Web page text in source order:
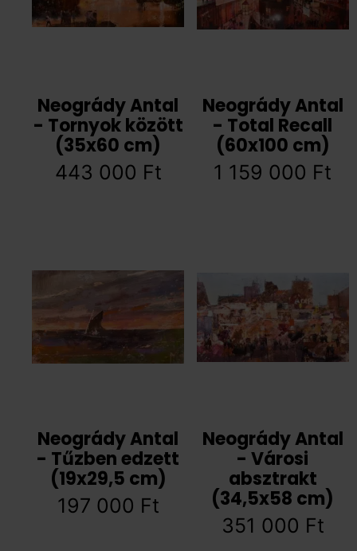
Neogrády Antal
- Tornyok között
(35x60 cm)
443 000 Ft
Neogrády Antal
- Total Recall
(60x100 cm)
1 159 000 Ft
Neogrády Antal
- Tűzben edzett
(19x29,5 cm)
197 000 Ft
Neogrády Antal
- Városi
absztrakt
(34,5x58 cm)
351 000 Ft